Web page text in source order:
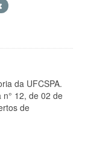
da UFCSPA.
12, de 02 de
de